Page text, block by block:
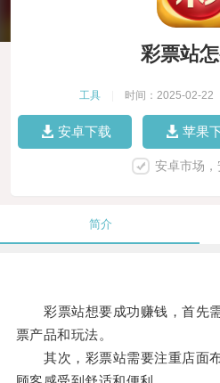
彩票站
工具 时间：2025-02-22
安卓下载 苹果
安卓市场
简介
彩票站想要成功赚钱，首先
票产品和玩法。
其次，彩票站需要注重店面布